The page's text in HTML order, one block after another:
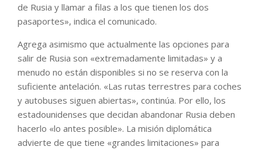
de Rusia y llamar a filas a los que tienen los dos
pasaportes», indica el comunicado.
Agrega asimismo que actualmente las opciones para
salir de Rusia son «extremadamente limitadas» y a
menudo no están disponibles si no se reserva con la
suficiente antelación. «Las rutas terrestres para coches
y autobuses siguen abiertas», continúa. Por ello, los
estadounidenses que decidan abandonar Rusia deben
hacerlo «lo antes posible». La misión diplomática
advierte de que tiene «grandes limitaciones» para